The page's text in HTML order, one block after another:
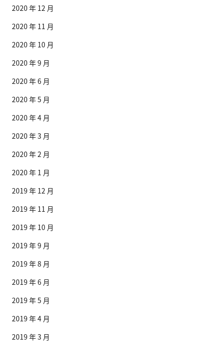
2020 年 12 月
2020 年 11 月
2020 年 10 月
2020 年 9 月
2020 年 6 月
2020 年 5 月
2020 年 4 月
2020 年 3 月
2020 年 2 月
2020 年 1 月
2019 年 12 月
2019 年 11 月
2019 年 10 月
2019 年 9 月
2019 年 8 月
2019 年 6 月
2019 年 5 月
2019 年 4 月
2019 年 3 月